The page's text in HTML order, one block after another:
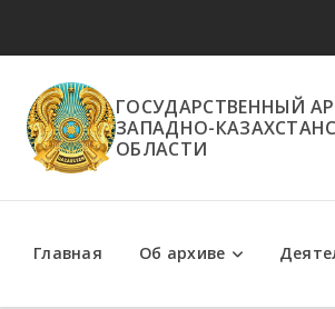
ГОСУДАРСТВЕННЫЙ
ЗАПАДНО-
ОБЛАСТИ
Главная Об архиве